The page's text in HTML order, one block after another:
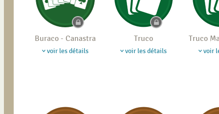
Buraco - Canastra
voir les détails
Truco
voir les détails
Truco
voir